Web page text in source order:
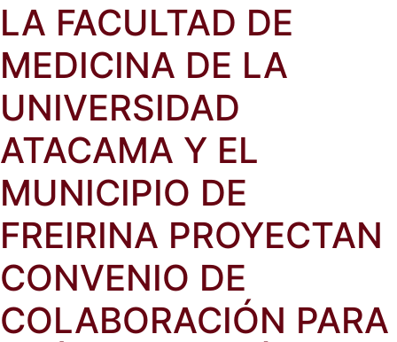
LA FACULTAD DE
MEDICINA DE LA
UNIVERSIDAD
ATACAMA Y EL
MUNICIPIO DE
FREIRINA PROYECTAN
CONVENIO DE
COLABORACIÓN PARA